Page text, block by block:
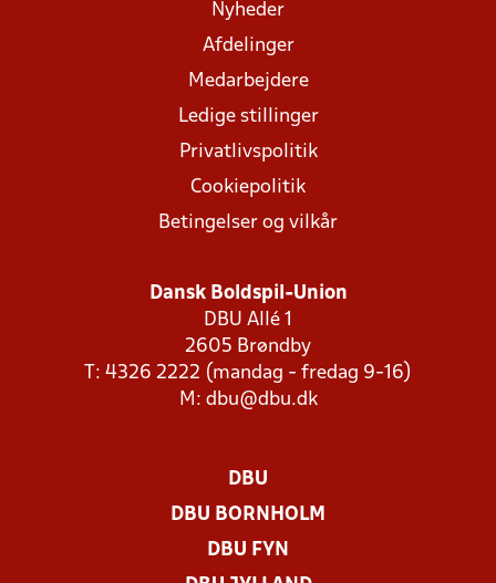
Nyheder
Afdelinger
Medarbejdere
Ledige stillinger
Privatlivspolitik
Cookiepolitik
Betingelser og vilkår
Dansk Boldspil-Union
DBU Allé 1
2605 Brøndby
T: 4326 2222 (mandag - fredag 9-16)
M: dbu@dbu.dk
DBU
DBU BORNHOLM
DBU FYN